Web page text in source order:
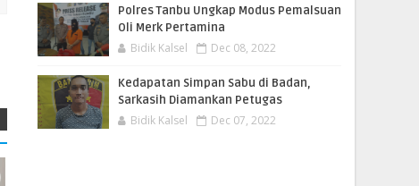
Polres Tanbu Ungkap Modus Pemalsuan
Oli Merk Pertamina
Bidik Kalsel Dec 08, 2022
Kedapatan Simpan Sabu di Badan,
Sarkasih Diamankan Petugas
Bidik Kalsel Dec 07, 2022